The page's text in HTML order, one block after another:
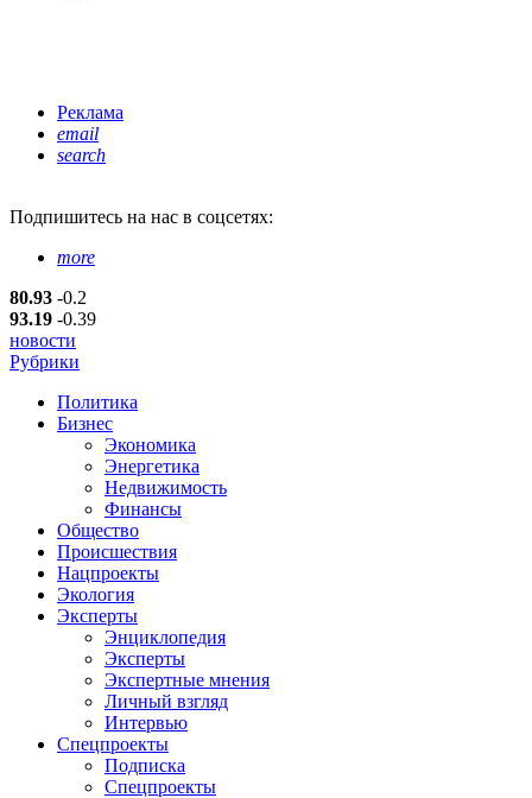
Реклама
email
search
Подпишитесь на нас в соцсетях:
more
80.93 -0.2
93.19 -0.39
новости
Рубрики
Политика
Бизнес
Экономика
Энергетика
Недвижимость
Финансы
Общество
Происшествия
Нацпроекты
Экология
Эксперты
Энциклопедия
Эксперты
Экспертные мнения
Личный взгляд
Интервью
Спецпроекты
Подписка
Спецпроекты